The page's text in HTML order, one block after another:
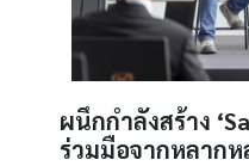
ผนึกกำลังสร้าง
ร่วมมือจากหลาก